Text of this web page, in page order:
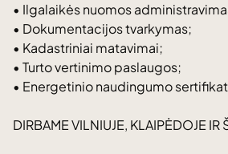
• Ilgalaikės nuomos
• Dokumentacijos tvarkymas;
• Kadastriniai matavimai;
• Turto vertinimo paslaugos;
• Energetinio naudingumo
DIRBAME VILNIUJE, KLAIPĖDOJE IR